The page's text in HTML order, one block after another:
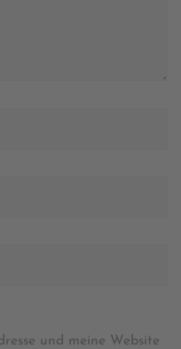
und meine Website